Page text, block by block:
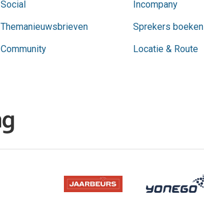
Social
Themanieuwsbrieven
Community
Incompany
Sprekers boeken
Locatie & Route